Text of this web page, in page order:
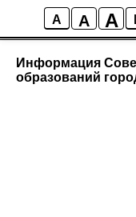
A A A
Информация
образований